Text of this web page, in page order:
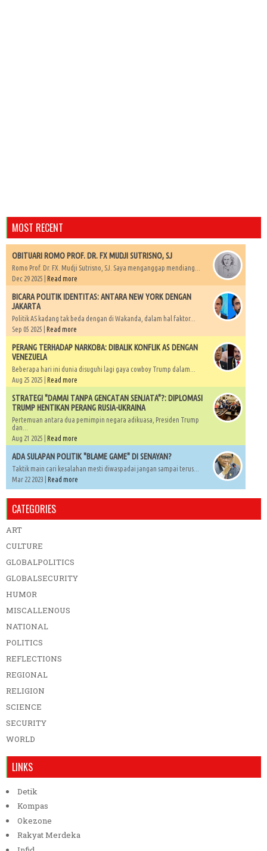
MOST RECENT
OBITUARI ROMO PROF. DR. FX MUDJI SUTRISNO, SJ
Romo Prof. Dr. FX. Mudji Sutrisno, SJ. Saya menganggap mendiang...
Dec 29 2025 | Read more
BICARA POLITIK IDENTITAS: ANTARA NEW YORK DENGAN
JAKARTA
Politik AS kadang tak beda dengan di Wakanda, dalam hal faktor...
Sep 05 2025 | Read more
PERANG TERHADAP NARKOBA: DIBALIK KONFLIK AS DENGAN
VENEZUELA
Beberapa hari ini dunia disuguhi lagi gaya cowboy Trump dalam...
Aug 25 2025 | Read more
STRATEGI "DAMAI TANPA GENCATAN SENJATA"?: DIPLOMASI
TRUMP HENTIKAN PERANG RUSIA-UKRAINA
Pertemuan antara dua pemimpin negara adikuasa, Presiden Trump
dan...
Aug 21 2025 | Read more
ADA SULAPAN POLITIK "BLAME GAME" DI SENAYAN?
Taktik main cari kesalahan mesti diwaspadai jangan sampai terus...
Mar 22 2023 | Read more
CATEGORIES
ART
CULTURE
GLOBALPOLITICS
GLOBALSECURITY
HUMOR
MISCALLENOUS
NATIONAL
POLITICS
REFLECTIONS
REGIONAL
RELIGION
SCIENCE
SECURITY
WORLD
LINKS
Detik
Kompas
Okezone
Rakyat Merdeka